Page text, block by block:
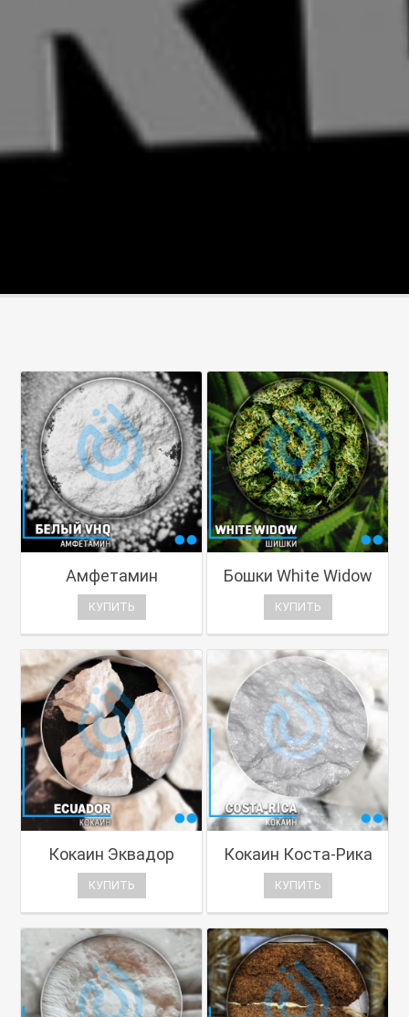
Амфетамин
КУПИТЬ
Бошки White Widow
КУПИТЬ
Кокаин Эквадор
КУПИТЬ
Кокаин Коста-Рика
КУПИТЬ